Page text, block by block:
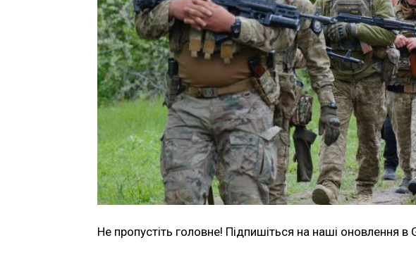
Не пропустіть головне! Підпишіться на наші оновлення в